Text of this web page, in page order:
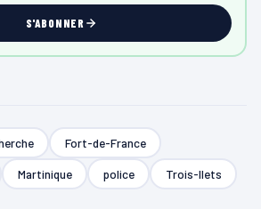
S'ABONNER
Fort-de-France
Martinique police Trois-Ilets